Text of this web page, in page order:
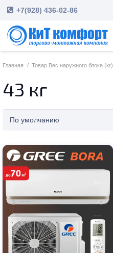
+7(928) 436-02-86
Главная / Товар Вес наружного блока (кг)
43 кг